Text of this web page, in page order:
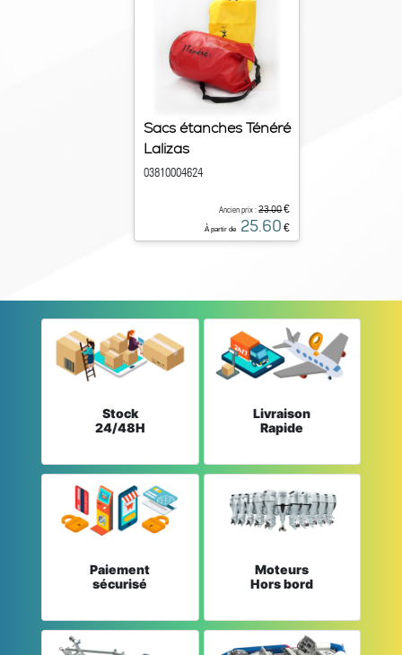
Sacs étanches Ténéré
Lalizas
03810004624
Ancien prix :23.00€
À partir de 25.60 €
Stock
24/48H
Livraison
Rapide
Paiement
sécurisé
Moteurs
Hors bord